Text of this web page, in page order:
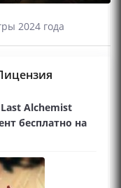
2024 года
Alchemist
бесплатно на